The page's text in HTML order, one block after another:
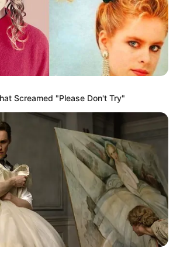
Para estar bien informado, por
active las notificaciones de Alerta.
POR LLUVIAS
PRESIDENCIALES
- ANTIOQUIA
EPM
RIONEGRO
Screamed "Please Don't Try"